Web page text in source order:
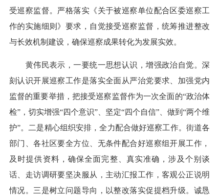
受巡察监督。严格落实《关于被巡察单位配合区委巡察工
作的实施细则》要求，自觉接受巡察监督，统筹推进整改
与长效机制建设，确保巡察成果转化为发展实效。
黄伟民表示，一要统一思想认识，增强政治自觉。深
刻认识开展巡察工作是落实全面从严治党要求、加强党内
监督的重要举措，把接受巡察监督作为一次全面的“政治体
检”，切实增强“四个意识”、坚定“四个自信”、做到“两个维
护”。二是精心组织安排，全力配合做好巡察工作。街道各
部门、各社区要全方位、无条件配合好巡察组开展工作，
及时提供资料，确保全面完整、真实准确，涉及个别谈
话、走访调研要坚决服从，主动汇报工作，客观公正说明
情况。三是树立问题导向，以整改落实促提档升级。诚恳